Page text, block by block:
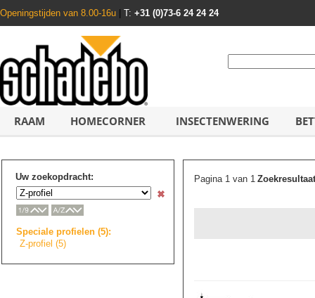
Openingstijden van 8.00-16u T: +31 (0)73-6 24 24 24
RAAM HOMECORNER INSECTENWERING
Uw zoekopdracht:
Speciale profielen (5):
Z-profiel (5)
Pagina 1 van 1Zoekresultaat